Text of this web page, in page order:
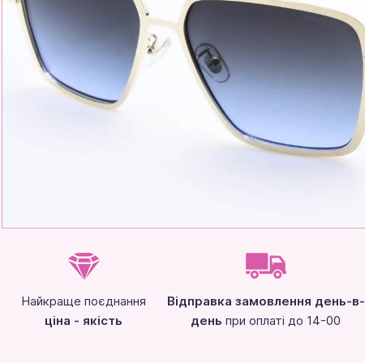
Найкраще поєднання
ціна - якість
Відправка замовлення день-в-
день при оплаті до 14-00